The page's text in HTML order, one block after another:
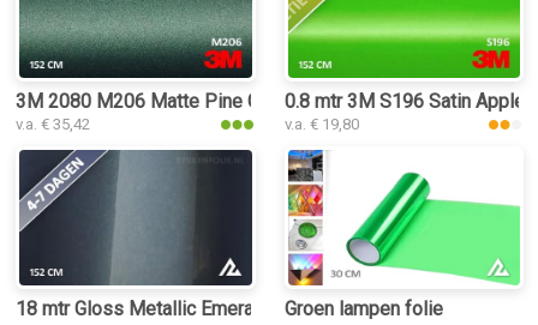
3M 2080 M206 Matte Pine Green Metallic keukenfolie
v.a. € 35,42
0.8 mtr 3M S196 Satin Apple
v.a. € 19,80
18 mtr Gloss Metallic Emerald Green 3048 keukenfolie
Groen lampen folie